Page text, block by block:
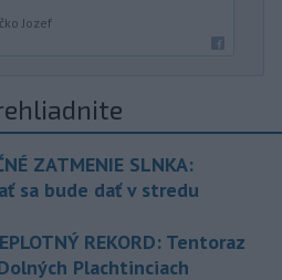
Jozef
ZATMENIE SLNKA:
sa bude dať v stredu
REKORD: Tentoraz
Plachtinciach